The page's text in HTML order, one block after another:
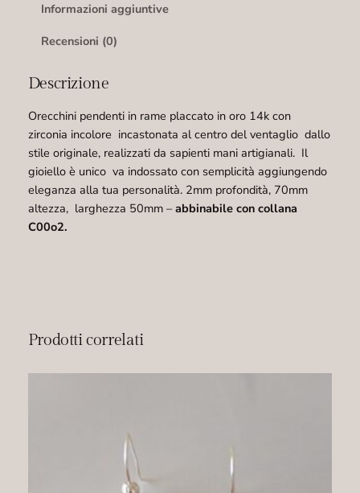
R
0
1
8
q
u
a
n
Informazioni aggiuntive
Recensioni (0)
Descrizione
Orecchini pendenti in rame placcato in oro 14k con
zirconia incolore incastonata al centro del ventaglio dallo
stile originale, realizzati da sapienti mani artigianali. Il
gioiello è unico va indossato con semplicità aggiungendo
eleganza alla tua personalità. 2mm profondità, 70mm
altezza, larghezza 50mm –abbinabile con collana
C00o2.
Prodotti correlati